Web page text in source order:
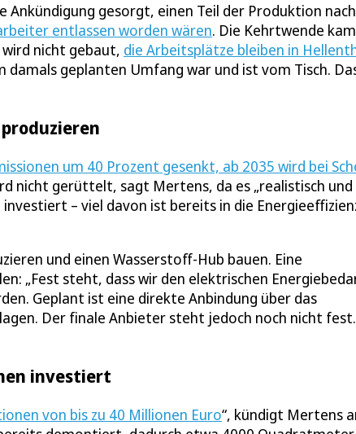
Ankündigung gesorgt, einen Teil der Produktion nach
entlassen worden wären. Die Kehrtwende
nicht gebaut, die Arbeitsplätze bleiben in
damals geplanten Umfang war und ist vom Tisch.
um 40 Prozent gesenkt, ab 2035 wird bei
nicht gerüttelt, sagt Mertens, da es „realistisch und
– viel davon ist bereits in die
und einen Wasserstoff-Hub bauen. Eine
„Fest steht, dass wir den elektrischen
Geplant ist eine direkte Anbindung über das
Der finale Anbieter steht jedoch noch nicht
investiert
von bis zu 40 Millionen Euro“, kündigt Mertens